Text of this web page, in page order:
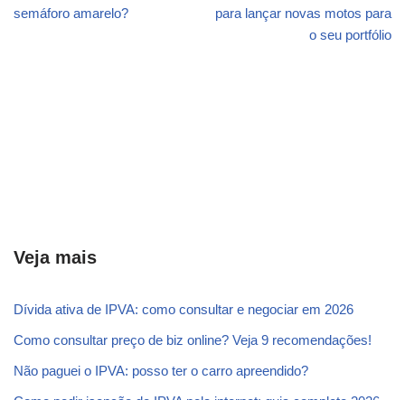
semáforo amarelo?
para lançar novas motos para
o seu portfólio
Veja mais
Dívida ativa de IPVA: como consultar e negociar em 2026
Como consultar preço de biz online? Veja 9 recomendações!
Não paguei o IPVA: posso ter o carro apreendido?